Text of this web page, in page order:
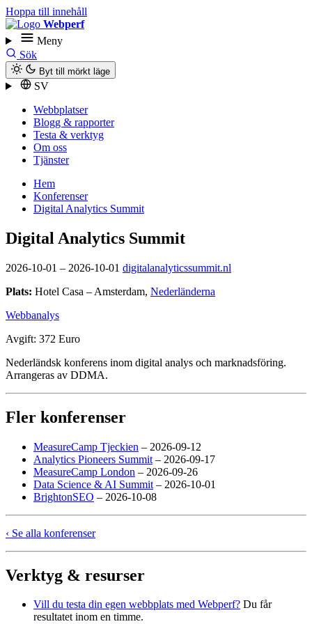
Hoppa till innehåll
Webperf
Meny
Sök
Byt till mörkt läge
SV
Webbplatser
Blogg & rapporter
Testa & verktyg
Om oss
Tjänster
Hem
Konferenser
Digital Analytics Summit
Digital Analytics Summit
2026-10-01 – 2026-10-01 digitalanalyticssummit.nl
Plats: Hotel Casa – Amsterdam, Nederländerna
Webbanalys
Avgift: 372 Euro
Nederländsk konferens inom digital analys och marknadsföring.
Arrangeras av DDMA.
Fler konferenser
MeasureCamp Tjeckien – 2026-09-12
Analytics Pioneers Summit – 2026-09-17
MeasureCamp London – 2026-09-26
Data Science & AI Summit – 2026-10-01
BrightonSEO – 2026-10-08
‹ Se alla konferenser
Verktyg & resurser
Vill du testa din egen webbplats med Webperf? Du får
resultatet inom en timme.